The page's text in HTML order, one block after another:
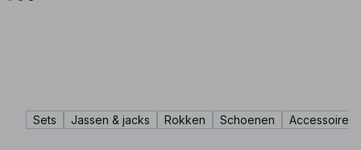
Sets Jassen & jacks Rokken Schoenen Accessoires